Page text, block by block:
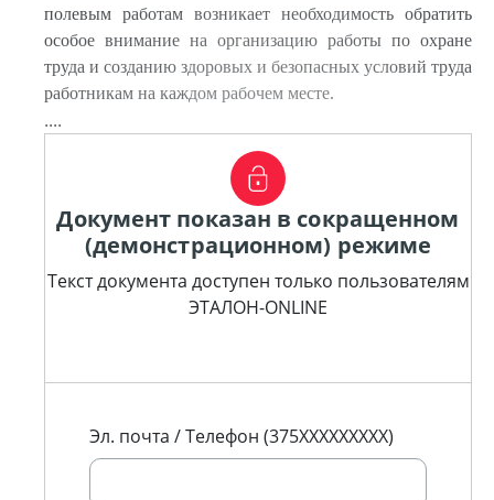
полевым работам возникает необходимость обратить
особое внимание на организацию работы по охране
труда и созданию здоровых и безопасных условий труда
работникам на каждом рабочем месте.
....
Документ показан в сокращенном
(демонстрационном) режиме
Текст документа доступен только пользователям
ЭТАЛОН-ONLINE
Эл. почта / Телефон (375XXXXXXXXX)